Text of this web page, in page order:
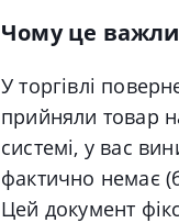
Чому це
У торгівлі
прийняли товар
системі, у вас
фактично немає
Цей документ